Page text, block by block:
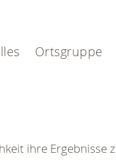
Ortsgruppe
ihre Ergebnisse